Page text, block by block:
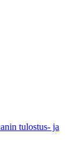
tulostus- ja